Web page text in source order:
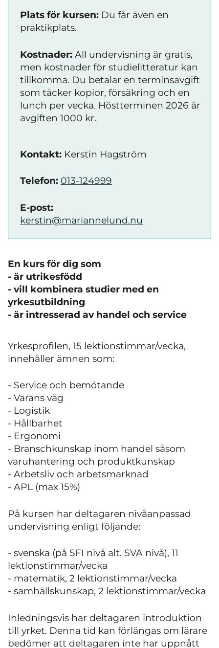
Plats för kursen: Du får även en
praktikplats.
Kostnader: All undervisning är gratis,
men kostnader för studielitteratur kan
tillkomma. Du betalar en terminsavgift
som täcker kopior, försäkring och en
lunch per vecka. Höstterminen 2026 är
avgiften 1000 kr.
Kontakt: Kerstin Hagström
Telefon: 013-124999
E-post:
kerstin@mariannelund.nu
En kurs för dig som
- är utrikesfödd
- vill kombinera studier med en
yrkesutbildning
- är intresserad av handel och service
Yrkesprofilen, 15 lektionstimmar/vecka,
innehåller ämnen som:
- Service och bemötande
- Varans väg
- Logistik
- Hållbarhet
- Ergonomi
- Branschkunskap inom handel såsom
varuhantering och produktkunskap
- Arbetsliv och arbetsmarknad
- APL (max 15%)
På kursen har deltagaren nivåanpassad
undervisning enligt följande:
- svenska (på SFI nivå alt. SVA nivå), 11
lektionstimmar/vecka
- matematik, 2 lektionstimmar/vecka
- samhällskunskap, 2 lektionstimmar/vecka
Inledningsvis har deltagaren introduktion
till yrket. Denna tid kan förlängas om lärare
bedömer att deltagaren inte har uppnått